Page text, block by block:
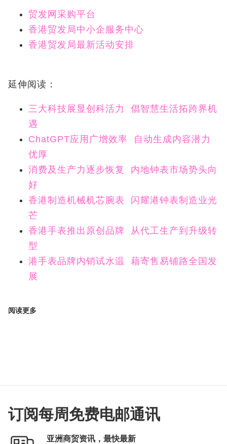
贸发网采购平台
香港贸发局中小企服务中心
香港贸发局最新活动安排
延伸阅读：
三大科技展显创科活力 倡智慧生活拓跨界机
遇
ChatGPT应用广增效率 自动生成内容潜力
优厚
消费及生产力逐步恢复 内地钟表市场势头向
好
香港制造机械机芯腕表 闪耀港钟表制造业光
芒
香港手表推出原创品牌 从代工生产到升级转
型
港手表品牌内销试水温 藉寄售易铺路全国发
展
阅读更多
订阅每周免费电邮通讯
亚洲商贸资讯，最快最新